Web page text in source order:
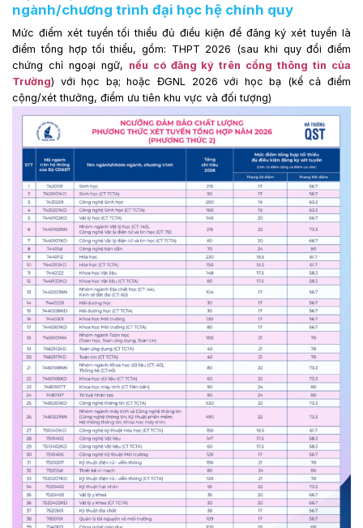
ngành/chương trình đại học hệ chính quy
Mức điểm xét tuyển tối thiểu đủ điều kiện để đăng ký xét tuyển là
điểm tổng hợp tối thiểu, gồm: THPT 2026 (sau khi quy đổi điểm
chứng chỉ ngoại ngữ, nếu có đăng ký trên cổng thông tin của
Trường) với học bạ; hoặc ĐGNL 2026 với học bạ (kể cả điểm
cộng/xét thưởng, điểm ưu tiên khu vực và đối tượng)